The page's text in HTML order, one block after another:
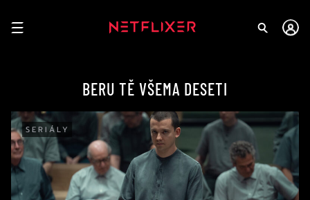
BERU TĚ VŠEMA DESETI
SERIÁLY